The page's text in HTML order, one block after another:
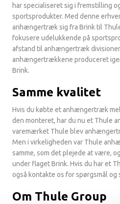
har specialiseret sig i fremstilling
sportsprodukter. Med denne
anhængertræk sig fra Brink til
fokusere udelukkende på
afstand til anhængertræk
anhængertrækkene produceret
Brink.
Samme kvalitet
Hvis du købte et anhængertræk
den monteret, har du nu et Thule
varemærket Thule blev
Men i virkeligheden var Thule
samme, som det plejede at være,
under flaget Brink. Hvis du har et
også kontakte os for spørgsmål og
Om Thule Group